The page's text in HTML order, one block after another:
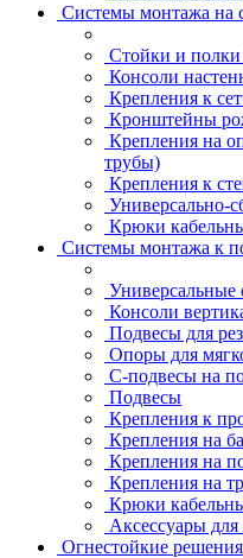
Системы монтажа на
Стойки и
Консоли
Крепления к
Кронштейны
Крепления на
трубы)
Крепления к
Универсально-
Крюки
Системы монтажа к
Универсальные
Консоли
Подвесы для
Опоры для
С-подвесы на
Подвесы
Крепления к
Крепления на
Крепления на
Крепления на
Крюки
Аксессуары
Огнестойкие решения